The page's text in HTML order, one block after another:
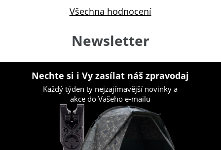
Všechna hodnocení
Newsletter
Nechte si i Vy zasílat náš zpravodaj
Každý týden ty nejzajímavější novinky a
akce do Vašeho e-mailu